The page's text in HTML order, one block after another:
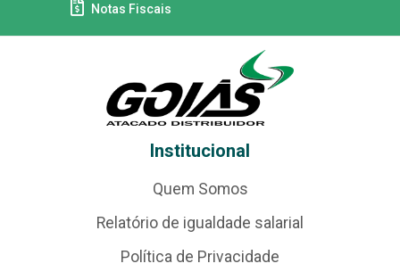
Notas Fiscais
Institucional
Quem Somos
Relatório de igualdade salarial
Política de Privacidade